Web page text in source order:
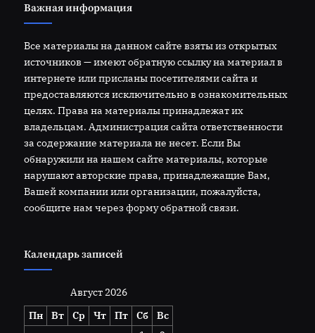
Важная информация
Все материалы на данном сайте взяты из открытых
источников — имеют обратную ссылку на материал в
интернете или присланы посетителями сайта и
предоставляются исключительно в ознакомительных
целях. Права на материалы принадлежат их
владельцам. Администрация сайта ответственности
за содержание материала не несет. Если Вы
обнаружили на нашем сайте материалы, которые
нарушают авторские права, принадлежащие Вам,
Вашей компании или организации, пожалуйста,
сообщите нам через форму обратной связи.
Календарь записей
Август 2026
Пн
Вт Ср Чт Пт Сб
Вс